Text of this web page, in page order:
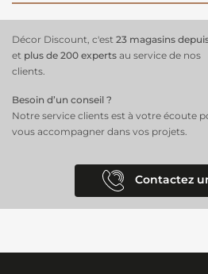
Décor Discount, c'est 23 magasins
et plus de 200 experts au service de nos
clients.
Besoin d’un conseil ?
Notre service clients est à votre écoute
vous accompagner dans vos projets.
Contactez